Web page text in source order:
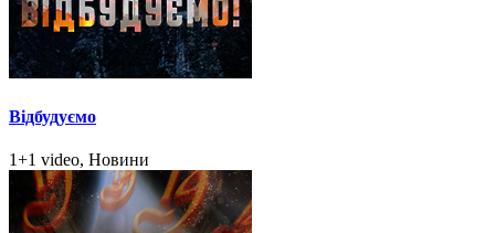
Відбудуємо
1+1 video, Новини